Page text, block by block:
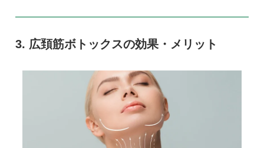
広頚筋ボトックスの効果・メリット